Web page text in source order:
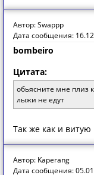
Автор: Swappp
Дата сообщения:
bombeiro
Цитата:
обьясните мне плиз
лыжи не едут
Так же как и витую
Автор: Kaperang
Дата сообщения: